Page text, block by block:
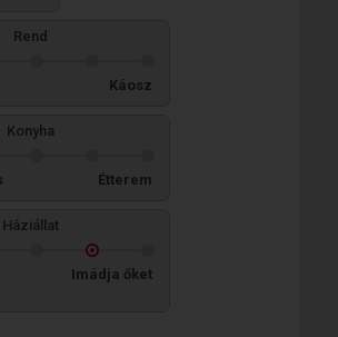
Rend
Káosz
Konyha
Étterem
Háziállat
Imádja őket